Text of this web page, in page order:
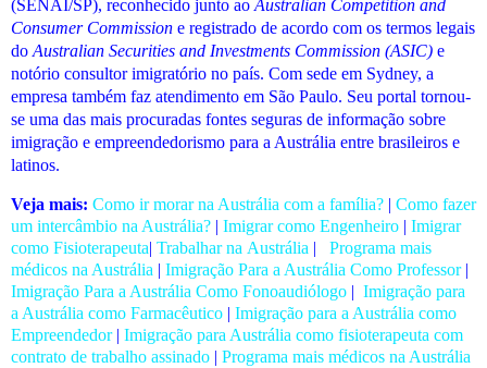
(SENAI/SP), reconhecido junto ao Australian Competition and
Consumer Commission e registrado de acordo com os termos legais
do Australian Securities and Investments Commission (ASIC) e
notório consultor imigratório no país. Com sede em Sydney, a
empresa também faz atendimento em São Paulo. Seu portal tornou-
se uma das mais procuradas fontes seguras de informação sobre
imigração e empreendedorismo para a Austrália entre brasileiros e
latinos.
Veja mais: Como ir morar na Austrália com a família? | Como fazer
um intercâmbio na Austrália? | Imigrar como Engenheiro | Imigrar
como Fisioterapeuta| Trabalhar na Austrália |
Programa mais
médicos na Austrália | Imigração Para a Austrália Como Professor|
Imigração Para a Austrália Como Fonoaudiólogo | Imigração para
a Austrália como Farmacêutico | Imigração para a Austrália como
Empreendedor| Imigração para Austrália como fisioterapeuta com
contrato de trabalho assinado | Programa mais médicos na Austrália